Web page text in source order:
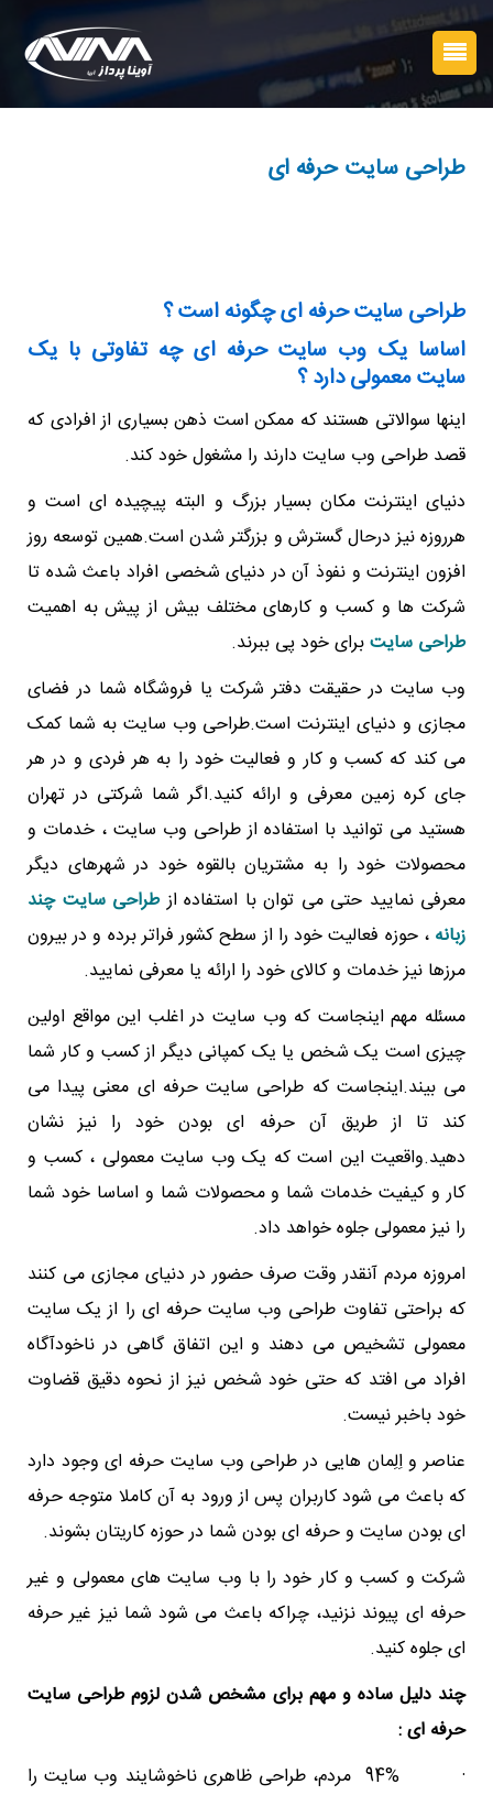
طراحی سایت حرفه ای
طراحی سایت حرفه ای چگونه است ؟
اساسا یک وب سایت حرفه ای چه تفاوتی با یک
سایت معمولی دارد ؟
اینها سوالاتی هستند که ممکن است ذهن بسیاری از افرادی که
قصد طراحی وب سایت دارند را مشغول خود کند.
دنیای اینترنت مکان بسیار بزرگ و البته پیچیده ای است و
هرروزه نیز درحال گسترش و بزرگتر شدن است.همین توسعه روز
افزون اینترنت و نفوذ آن در دنیای شخصی افراد باعث شده تا
شرکت ها و کسب و کارهای مختلف بیش از پیش به اهمیت
طراحی سایتبرای خود پی ببرند.
وب سایت در حقیقت دفتر شرکت یا فروشگاه شما در فضای
مجازی و دنیای اینترنت است.طراحی وب سایت به شما کمک
می کند که کسب و کار و فعالیت خود را به هر فردی و در هر
جای کره زمین معرفی و ارائه کنید.اگر شما شرکتی در تهران
هستید می توانید با استفاده از طراحی وب سایت ، خدمات و
محصولات خود را به مشتریان بالقوه خود در شهرهای دیگر
معرفی نمایید حتی می توان با استفاده ازطراحی سایت چند
زبانه ، حوزه فعالیت خود را از سطح کشور فراتر برده و در بیرون
مرزها نیز خدمات و کالای خود را ارائه یا معرفی نمایید.
مسئله مهم اینجاست که وب سایت در اغلب این مواقع اولین
چیزی است یک شخص یا یک کمپانی دیگر از کسب و کار شما
می بیند.اینجاست که طراحی سایت حرفه ای معنی پیدا می
کند تا از طریق آن حرفه ای بودن خود را نیز نشان
دهید.واقعیت این است که یک وب سایت معمولی ، کسب و
کار و کیفیت خدمات شما و محصولات شما و اساسا خود شما
را نیز معمولی جلوه خواهد داد.
امروزه مردم آنقدر وقت صرف حضور در دنیای مجازی می کنند
که براحتی تفاوت طراحی وب سایت حرفه ای را از یک سایت
معمولی تشخیص می دهند و این اتفاق گاهی در ناخودآگاه
افراد می افتد که حتی خود شخص نیز از نحوه دقیق قضاوت
خود باخبر نیست.
عناصر و اِلِمان هایی در طراحی وب سایت حرفه ای وجود دارد
که باعث می شود کاربران پس از ورود به آن کاملا متوجه حرفه
ای بودن سایت و حرفه ای بودن شما در حوزه کاریتان بشوند.
شرکت و کسب و کار خود را با وب سایت های معمولی و غیر
حرفه ای پیوند نزنید، چراکه باعث می شود شما نیز غیر حرفه
ای جلوه کنید.
چند دلیل ساده و مهم برای مشخص شدن لزوم طراحی سایت
حرفه ای :
· 94% مردم، طراحی ظاهری ناخوشایند وب سایت را